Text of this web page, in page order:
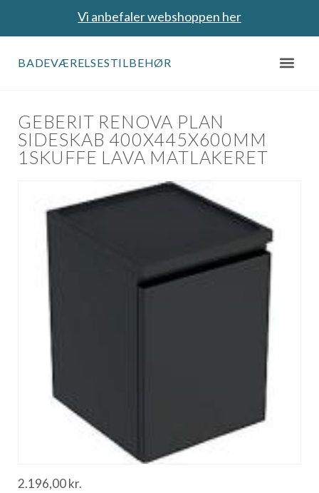
Vi anbefaler webshoppen her
BADEVÆRELSESTILBEHØR
GEBERIT RENOVA PLAN
SIDESKAB 400X445X600MM
1SKUFFE LAVA MATLAKERET
2.196,00kr.